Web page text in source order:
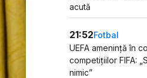
acută
21:52Fotbal
UEFA amenință în
competițiilor FIFA:
nimic”